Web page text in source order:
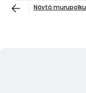
Näytä murupolku